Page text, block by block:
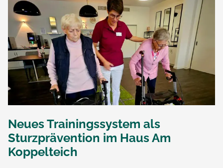
Neues Trainingssystem als
Sturzprävention im Haus Am
Koppelteich